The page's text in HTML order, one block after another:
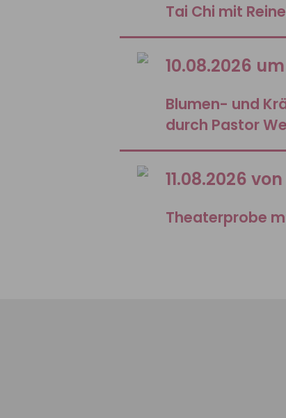
Tai Chi mit
10.08.2026
Blumen- und
durch Pastor
11.08.2026
Theaterprobe